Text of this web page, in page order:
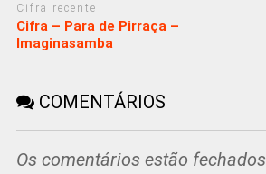
Cifra recente
Cifra – Para de Pirraça –
Imaginasamba
COMENTÁRIOS
Os comentários estão fechados